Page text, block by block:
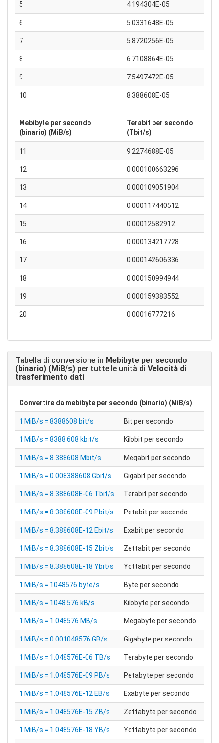
5 4.194304E-05
6 5.0331648E-05
7 5.8720256E-05
8 6.7108864E-05
9 7.5497472E-05
10 8.388608E-05
Mebibyte per secondo
(binario) (MiB/s)
Terabit per secondo
(Tbit/s)
11 9.2274688E-05
12 0.000100663296
13 0.000109051904
14 0.000117440512
15 0.00012582912
16 0.000134217728
17 0.000142606336
18 0.000150994944
19 0.000159383552
20 0.00016777216
Tabella di conversione in Mebibyte per secondo
(binario) (MiB/s) per tutte le unità di Velocità di
trasferimento dati
Convertire da mebibyte per secondo (binario) (MiB/s)
1 MiB/s = 8388608 bit/s Bit per secondo
1 MiB/s = 8388.608 kbit/s Kilobit per secondo
1 MiB/s = 8.388608 Mbit/s Megabit per secondo
1 MiB/s = 0.008388608 Gbit/s Gigabit per secondo
1 MiB/s = 8.388608E-06 Tbit/s Terabit per secondo
1 MiB/s = 8.388608E-09 Pbit/s Petabit per secondo
1 MiB/s = 8.388608E-12 Ebit/s Exabit per secondo
1 MiB/s = 8.388608E-15 Zbit/s Zettabit per secondo
1 MiB/s = 8.388608E-18 Ybit/s Yottabit per secondo
1 MiB/s = 1048576 byte/s Byte per secondo
1 MiB/s = 1048.576 kB/s Kilobyte per secondo
1 MiB/s = 1.048576 MB/s Megabyte per secondo
1 MiB/s = 0.001048576 GB/s Gigabyte per secondo
1 MiB/s = 1.048576E-06 TB/s Terabyte per secondo
1 MiB/s = 1.048576E-09 PB/s Petabyte per secondo
1 MiB/s = 1.048576E-12 EB/s Exabyte per secondo
1 MiB/s = 1.048576E-15 ZB/s Zettabyte per secondo
1 MiB/s = 1.048576E-18 YB/s Yottabyte per secondo